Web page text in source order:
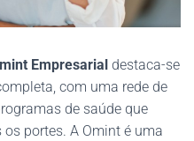
Empresarial destaca-se
com uma rede de
de saúde que
portes. A Omint é uma